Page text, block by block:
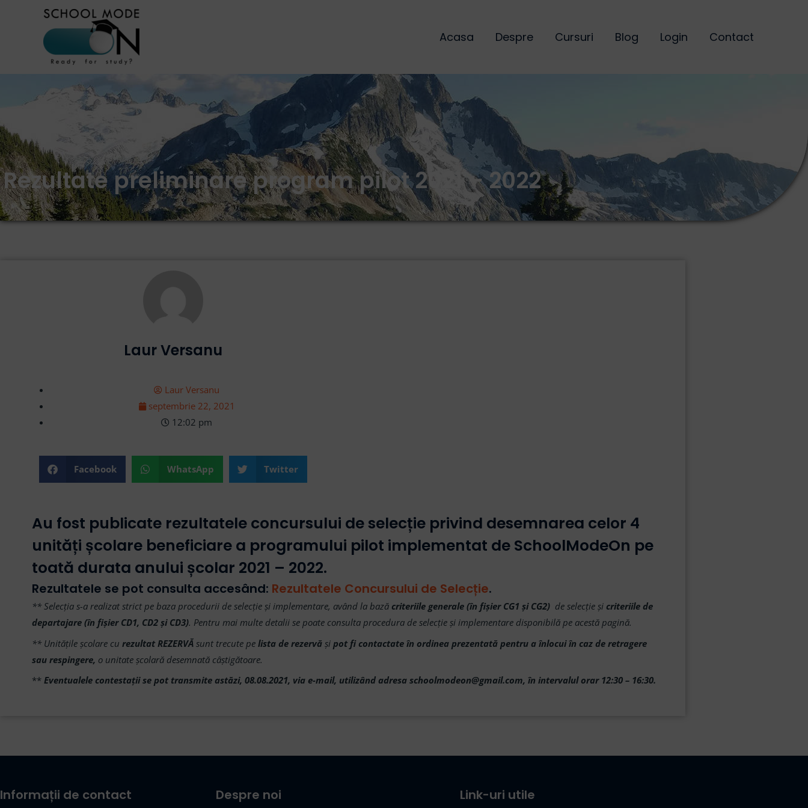
Acasa Despre Cursuri Blog Login Contact
Rezultate preliminare program pilot 2021 – 2022
Laur Versanu
Laur Versanu
septembrie 22, 2021
12:02 pm
Facebook WhatsApp Twitter
Au fost publicate rezultatele concursului de selecție privind desemnarea celor 4
unități școlare beneficiare a programului pilot implementat de SchoolModeOn pe
toată durata anului școlar 2021 – 2022.
Rezultatele se pot consulta accesând: Rezultatele Concursului de Selecție.
** Selecția s-a realizat strict pe baza procedurii de selecție și implementare, având la bază criteriile generale (în fișier CG1 și CG2) de selecție și criteriile de
departajare (în fișier CD1, CD2 și CD3). Pentru mai multe detalii se poate consulta procedura de selecție și implementare disponibilă pe acestă pagină.
** Unitățile școlare cu rezultat REZERVĂ sunt trecute pe lista de rezervă și pot fi contactate în ordinea prezentată pentru a înlocui în caz de retragere
sau respingere, o unitate școlară desemnată câștigătoare.
** Eventualele contestații se pot transmite astăzi, 08.08.2021, via e-mail, utilizând adresa schoolmodeon@gmail.com, în intervalul orar 12:30 – 16:30.
Informații de contact Despre noi Link-uri utile